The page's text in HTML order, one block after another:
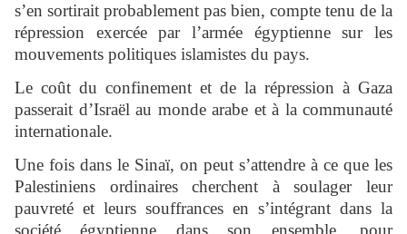
s’en sortirait probablement pas bien, compte tenu de la
répression exercée par l’armée égyptienne sur les
mouvements politiques islamistes du pays.
Le coût du confinement et de la répression à Gaza
passerait d’Israël au monde arabe et à la communauté
internationale.
Une fois dans le Sinaï, on peut s’attendre à ce que les
Palestiniens ordinaires cherchent à soulager leur
pauvreté et leurs souffrances en s’intégrant dans la
société égyptienne dans son ensemble, pour